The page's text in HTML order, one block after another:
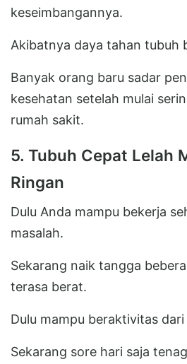
keseimbangannya.
Akibatnya daya tahan tubuh
Banyak orang baru sadar
kesehatan setelah mulai
rumah sakit.
5. Tubuh Cepat Lelah
Ringan
Dulu Anda mampu bekerja
masalah.
Sekarang naik tangga
terasa berat.
Dulu mampu beraktivitas
Sekarang sore hari saja